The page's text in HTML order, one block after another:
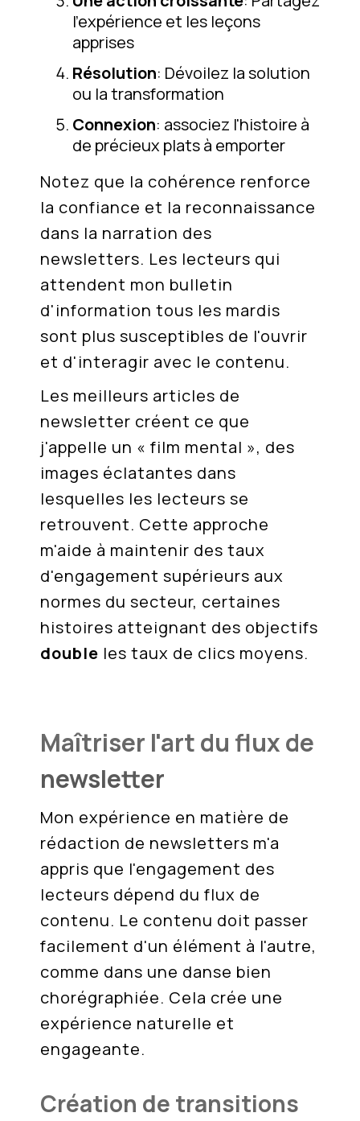
l'expérience et les leçons
apprises
Résolution: Dévoilez la solution
ou la transformation
Connexion: associez l'histoire à
de précieux plats à emporter
Notez que la cohérence renforce
la confiance et la reconnaissance
dans la narration des
newsletters. Les lecteurs qui
attendent mon bulletin
d'information tous les mardis
sont plus susceptibles de l'ouvrir
et d'interagir avec le contenu.
Les meilleurs articles de
newsletter créent ce que
j'appelle un « film mental », des
images éclatantes dans
lesquelles les lecteurs se
retrouvent. Cette approche
m'aide à maintenir des taux
d'engagement supérieurs aux
normes du secteur, certaines
histoires atteignant des objectifs
double les taux de clics moyens.
Maîtriser l'art du flux de
newsletter
Mon expérience en matière de
rédaction de newsletters m'a
appris que l'engagement des
lecteurs dépend du flux de
contenu. Le contenu doit passer
facilement d'un élément à l'autre,
comme dans une danse bien
chorégraphiée. Cela crée une
expérience naturelle et
engageante.
Création de transitions